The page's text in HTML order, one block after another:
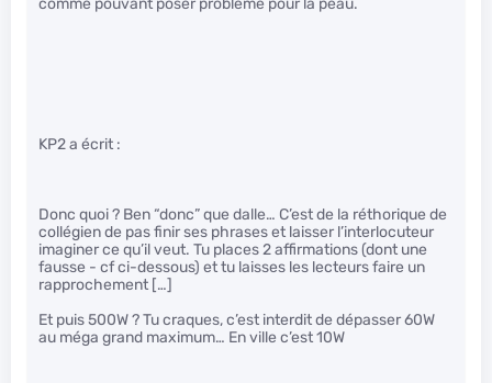
comme pouvant poser problème pour la peau.
KP2 a écrit :
Donc quoi ? Ben “donc” que dalle… C’est de la réthorique de
collégien de pas finir ses phrases et laisser l’interlocuteur
imaginer ce qu’il veut. Tu places 2 affirmations (dont une
fausse - cf ci-dessous) et tu laisses les lecteurs faire un
rapprochement […]
Et puis 500W ? Tu craques, c’est interdit de dépasser 60W
au méga grand maximum… En ville c’est 10W